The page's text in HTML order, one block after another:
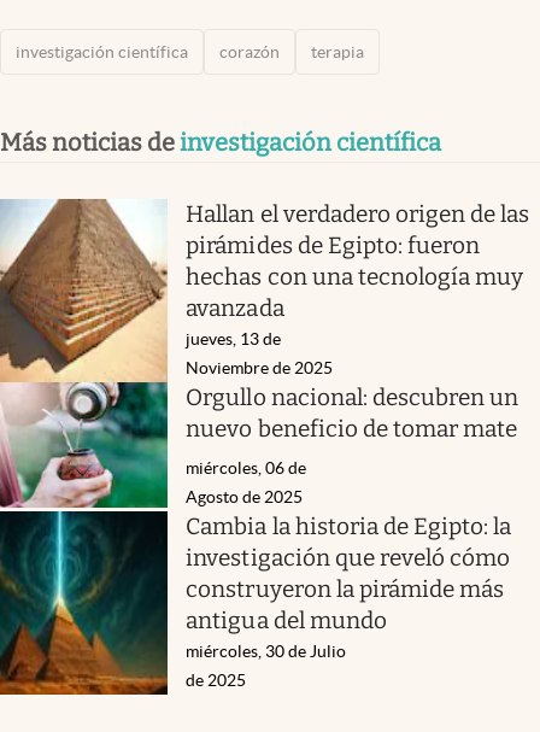
investigación científica corazón terapia
Más noticias deinvestigación científica
Hallan el verdadero origen de las
pirámides de Egipto: fueron
hechas con una tecnología muy
avanzada
jueves, 13 de
Noviembre de 2025
Orgullo nacional: descubren un
nuevo beneficio de tomar mate
miércoles, 06 de
Agosto de 2025
Cambia la historia de Egipto: la
investigación que reveló cómo
construyeron la pirámide más
antigua del mundo
miércoles, 30 de Julio
de 2025